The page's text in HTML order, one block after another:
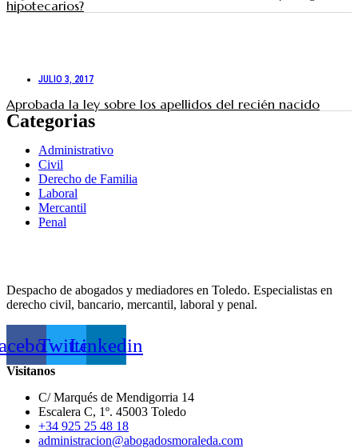
hipotecarios?
JULIO 3, 2017
Aprobada la ley sobre los apellidos del recién nacido
Categorias
Administrativo
Civil
Derecho de Familia
Laboral
Mercantil
Penal
Despacho de abogados y mediadores en Toledo. Especialistas en
derecho civil, bancario, mercantil, laboral y penal.
TwitterLinkedin
Visitanos
C/ Marqués de Mendigorria 14
Escalera C, 1º. 45003 Toledo
+34 925 25 48 18
administracion@abogadosmoraleda.com